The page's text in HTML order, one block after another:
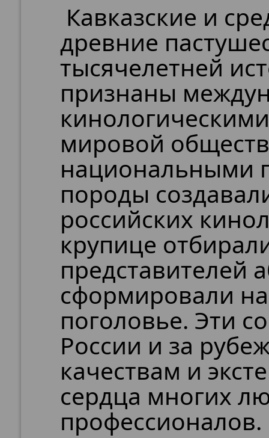
Кавказские и
древние
тысячелетней
признаны
мировой
национальными
породы
российских
крупице
представителей
сформировали
поголовье. Эти
России и за
качествам и
сердца многих
профессионалов.